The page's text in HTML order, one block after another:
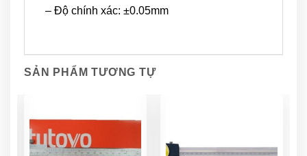
– Độ chính xác: ±0.05mm
SẢN PHẨM TƯƠNG TỰ